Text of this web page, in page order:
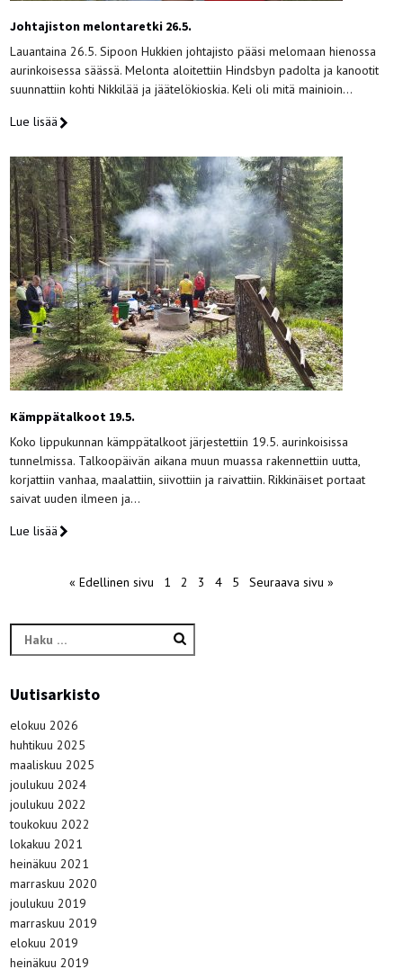
Johtajiston melontaretki 26.5.
Lauantaina 26.5. Sipoon Hukkien johtajisto pääsi melomaan hienossa
aurinkoisessa säässä. Melonta aloitettiin Hindsbyn padolta ja kanootit
suunnattiin kohti Nikkilää ja jäätelökioskia. Keli oli mitä mainioin…
Lue lisää
Kämppätalkoot 19.5.
Koko lippukunnan kämppätalkoot järjestettiin 19.5. aurinkoisissa
tunnelmissa. Talkoopäivän aikana muun muassa rakennettiin uutta,
korjattiin vanhaa, maalattiin, siivottiin ja raivattiin. Rikkinäiset portaat
saivat uuden ilmeen ja…
Lue lisää
« Edellinen sivu 1 2 3 4 5 Seuraava sivu »
Haku:
Uutisarkisto
elokuu 2026
huhtikuu 2025
maaliskuu 2025
joulukuu 2024
joulukuu 2022
toukokuu 2022
lokakuu 2021
heinäkuu 2021
marraskuu 2020
joulukuu 2019
marraskuu 2019
elokuu 2019
heinäkuu 2019